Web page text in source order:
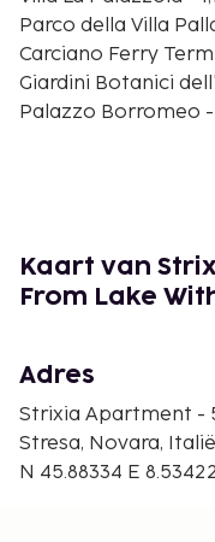
Parco della Villa
Carciano Ferry
Giardini Botanici
Palazzo Borromeo -
Chiesa dei SS.
Belgirate Ferry
Golfclub Alpino di
Internationale
Lugano (LUG-Agno) -
Luchthaven Linate
Bergamo Orio al
Kaart van
From Lake
Adres
Strixia Apartment -
Stresa, Novara, Italië
N 45.88334 E